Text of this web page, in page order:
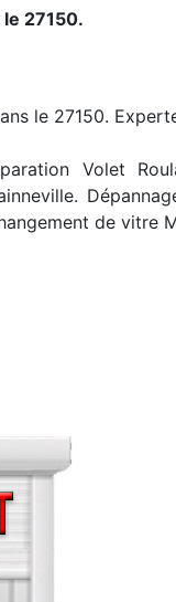
27150.
le 27150.
Volet
de vitre